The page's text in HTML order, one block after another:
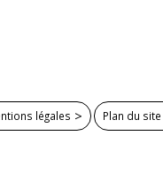
légales Plan du site